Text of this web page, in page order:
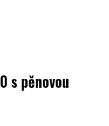
s pěnovou